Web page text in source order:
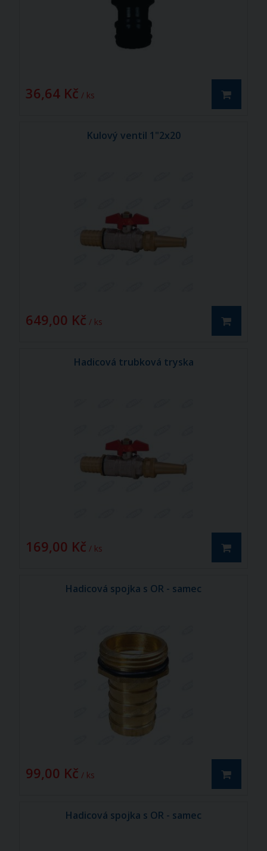
36,64 Kč / ks
Kulový ventil 1"2x20
649,00 Kč / ks
Hadicová trubková tryska
169,00 Kč / ks
Hadicová spojka s OR - samec
99,00 Kč / ks
Hadicová spojka s OR - samec